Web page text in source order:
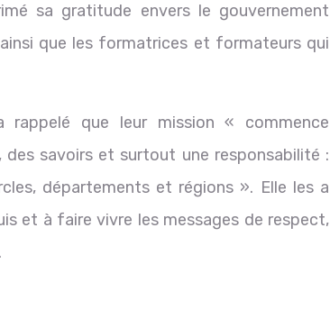
sa gratitude envers le gouvernement
que les formatrices et formateurs qui
rappelé que leur mission « commence
savoirs et surtout une responsabilité :
départements et régions ». Elle les a
et à faire vivre les messages de respect,